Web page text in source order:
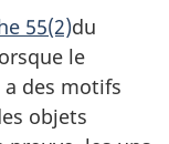
55(2)du
le
des motifs
objets